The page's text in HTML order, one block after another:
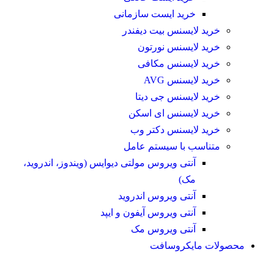
خرید ایست سازمانی
خرید لایسنس بیت دیفندر
خرید لایسنس نورتون
خرید لایسنس مکافی
خرید لایسنس AVG
خرید لایسنس جی دیتا
خرید لایسنس ای اسکن
خرید لایسنس دکتر وب
متناسب با سیستم عامل
آنتی ویروس مولتی دیوایس (ویندوز، اندروید،
مک)
آنتی ویروس اندروید
آنتی ویروس آیفون و ایپد
آنتی ویروس مک
محصولات مایکروسافت